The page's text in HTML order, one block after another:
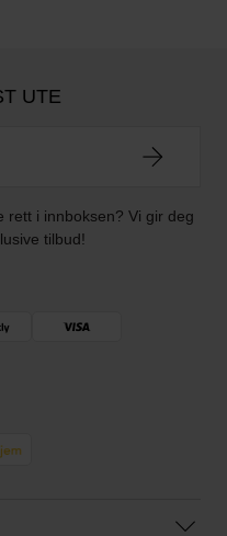
UTE
rett i innboksen? Vi gir deg
tilbud!